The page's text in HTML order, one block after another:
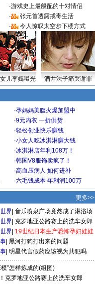
·游戏史上最般配的十对情侣
·
张元首透露戒毒生活
· 令人惊叹太空步下楼方式
儿李嫣曝光 酒井法子痛哭谢罪
·孕妈妈美腹火爆加盟中
·9元内衣 一折供货
·轻松创业快乐赚钱
·小女人吃冰淇淋赚大钱
·冰淇淋店年利108万！
·韩国V8服饰卖疯了！
·高血压病人 如何进补
·六毛钱成本 年利润100万
更多>>
界 音乐喷泉广场竟然成了淋浴场
界 克罗地亚公路赛上的洗车女郎
界 19世纪日本生产恐怖孕妇娃娃
黑河打狗打出来的问题
明星代言假药应该视为共犯吗
”怎样炼成的(组图)
克罗地亚公路赛上的洗车女郎